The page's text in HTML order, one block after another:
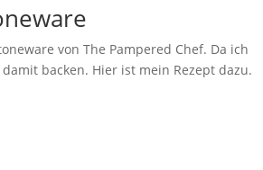
von The Pampered Chef. Da ich
backen. Hier ist mein Rezept dazu.